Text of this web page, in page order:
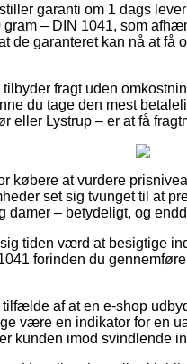
garanti om 1 dags
– DIN 1041, som
de garanteret kan nå at få
fragt uden
du tage den mest
eller Lystrup – er at få
købere at vurdere
set sig tvunget til at
damer – betydeligt, og
tiden værd at besigtige
forinden du
af at en e-shop
være en indikator for en
kunden imod svindlende